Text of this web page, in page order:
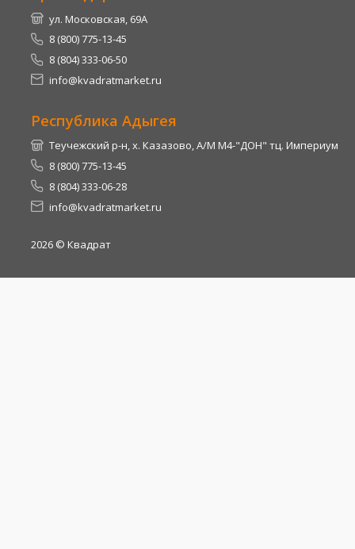
ул. Московская, 69А
8 (800) 775-13-45
8 (804) 333-06-50
info@kvadratmarket.ru
Республика Адыгея
Теучежский р-н, х. Казазово, А/М М4-"ДОН" тц. Империум
8 (800) 775-13-45
8 (804) 333-06-28
info@kvadratmarket.ru
2026 © Квадрат